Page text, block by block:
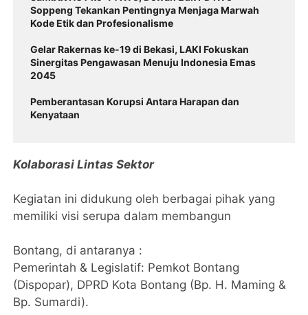
Soppeng Tekankan Pentingnya Menjaga Marwah
Kode Etik dan Profesionalisme
Gelar Rakernas ke-19 di Bekasi, LAKI Fokuskan
Sinergitas Pengawasan Menuju Indonesia Emas
2045
Pemberantasan Korupsi Antara Harapan dan
Kenyataan
​Kolaborasi Lintas Sektor
​Kegiatan ini didukung oleh berbagai pihak yang
memiliki visi serupa dalam membangun
Bontang, di antaranya :
​Pemerintah & Legislatif: Pemkot Bontang
(Dispopar), DPRD Kota Bontang (Bp. H. Maming &
Bp. Sumardi).